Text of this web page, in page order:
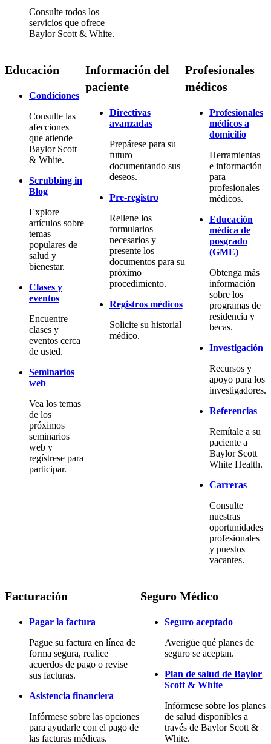
Consulte todos los
servicios que ofrece
Baylor Scott & White.
Educación
Condiciones
Consulte las
afecciones
que atiende
Baylor Scott
& White.
Scrubbing in
Blog
Explore
artículos sobre
temas
populares de
salud y
bienestar.
Clases y
eventos
Encuentre
clases y
eventos cerca
de usted.
Seminarios
web
Vea los temas
de los
próximos
seminarios
web y
regístrese para
participar.
Información del
paciente
Directivas
avanzadas
Prepárese para su
futuro
documentando sus
deseos.
Pre-registro
Rellene los
formularios
necesarios y
presente los
documentos para su
próximo
procedimiento.
Registros médicos
Solicite su historial
médico.
Profesionales
médicos
Profesionales
médicos a
domicilio
Herramientas
e información
para
profesionales
médicos.
Educación
médica de
posgrado
(GME)
Obtenga más
información
sobre los
programas de
residencia y
becas.
Investigación
Recursos y
apoyo para los
investigadores.
Referencias
Remítale a su
paciente a
Baylor Scott
White Health.
Carreras
Consulte
nuestras
oportunidades
profesionales
y puestos
vacantes.
Facturación
Pagar la factura
Pague su factura en línea de
forma segura, realice
acuerdos de pago o revise
sus facturas.
Asistencia financiera
Infórmese sobre las opciones
para ayudarle con el pago de
las facturas médicas.
Seguro Médico
Seguro aceptado
Averigüe qué planes de
seguro se aceptan.
Plan de salud de Baylor
Scott & White
Infórmese sobre los planes
de salud disponibles a
través de Baylor Scott &
White.